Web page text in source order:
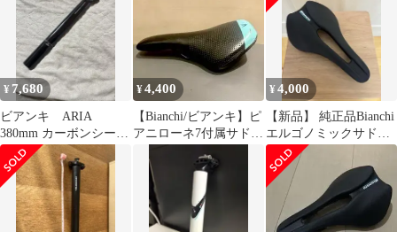
¥ 7,680
ビアンキ ARIA
380mm カーボンシート
ポスト レパルトコル
サ
¥4,400
【Bianchi/ビアンキ】ピ
アニローネ7付属サドル
¥4,000
【新品】 純正品Bianchi
エルゴノミックサドル
ブラック